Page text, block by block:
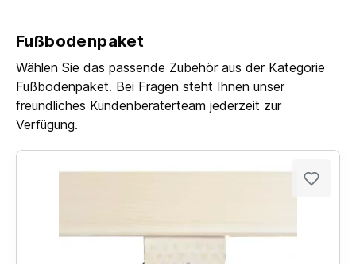
Fußbodenpaket
Wählen Sie das passende Zubehör aus der Kategorie
Fußbodenpaket. Bei Fragen steht Ihnen unser
freundliches Kundenberaterteam jederzeit zur
Verfügung.